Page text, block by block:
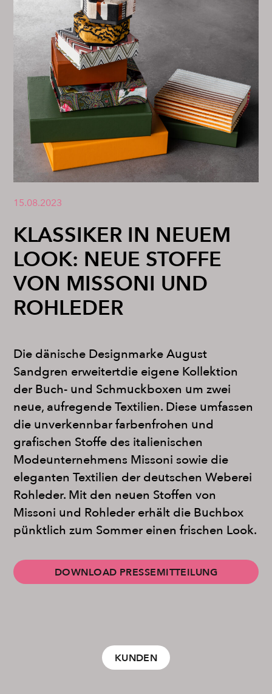
15.08.2023
KLASSIKER IN NEUEM
LOOK: NEUE STOFFE
VON MISSONI UND
ROHLEDER
Die dänische Designmarke August
Sandgren erweitertdie eigene Kollektion
der Buch- und Schmuckboxen um zwei
neue, aufregende Textilien. Diese umfassen
die unverkennbar farbenfrohen und
grafischen Stoffe des italienischen
Modeunternehmens Missoni sowie die
eleganten Textilien der deutschen Weberei
Rohleder. Mit den neuen Stoffen von
Missoni und Rohleder erhält die Buchbox
pünktlich zum Sommer einen frischen Look.
DOWNLOAD PRESSEMITTEILUNG
KUNDEN